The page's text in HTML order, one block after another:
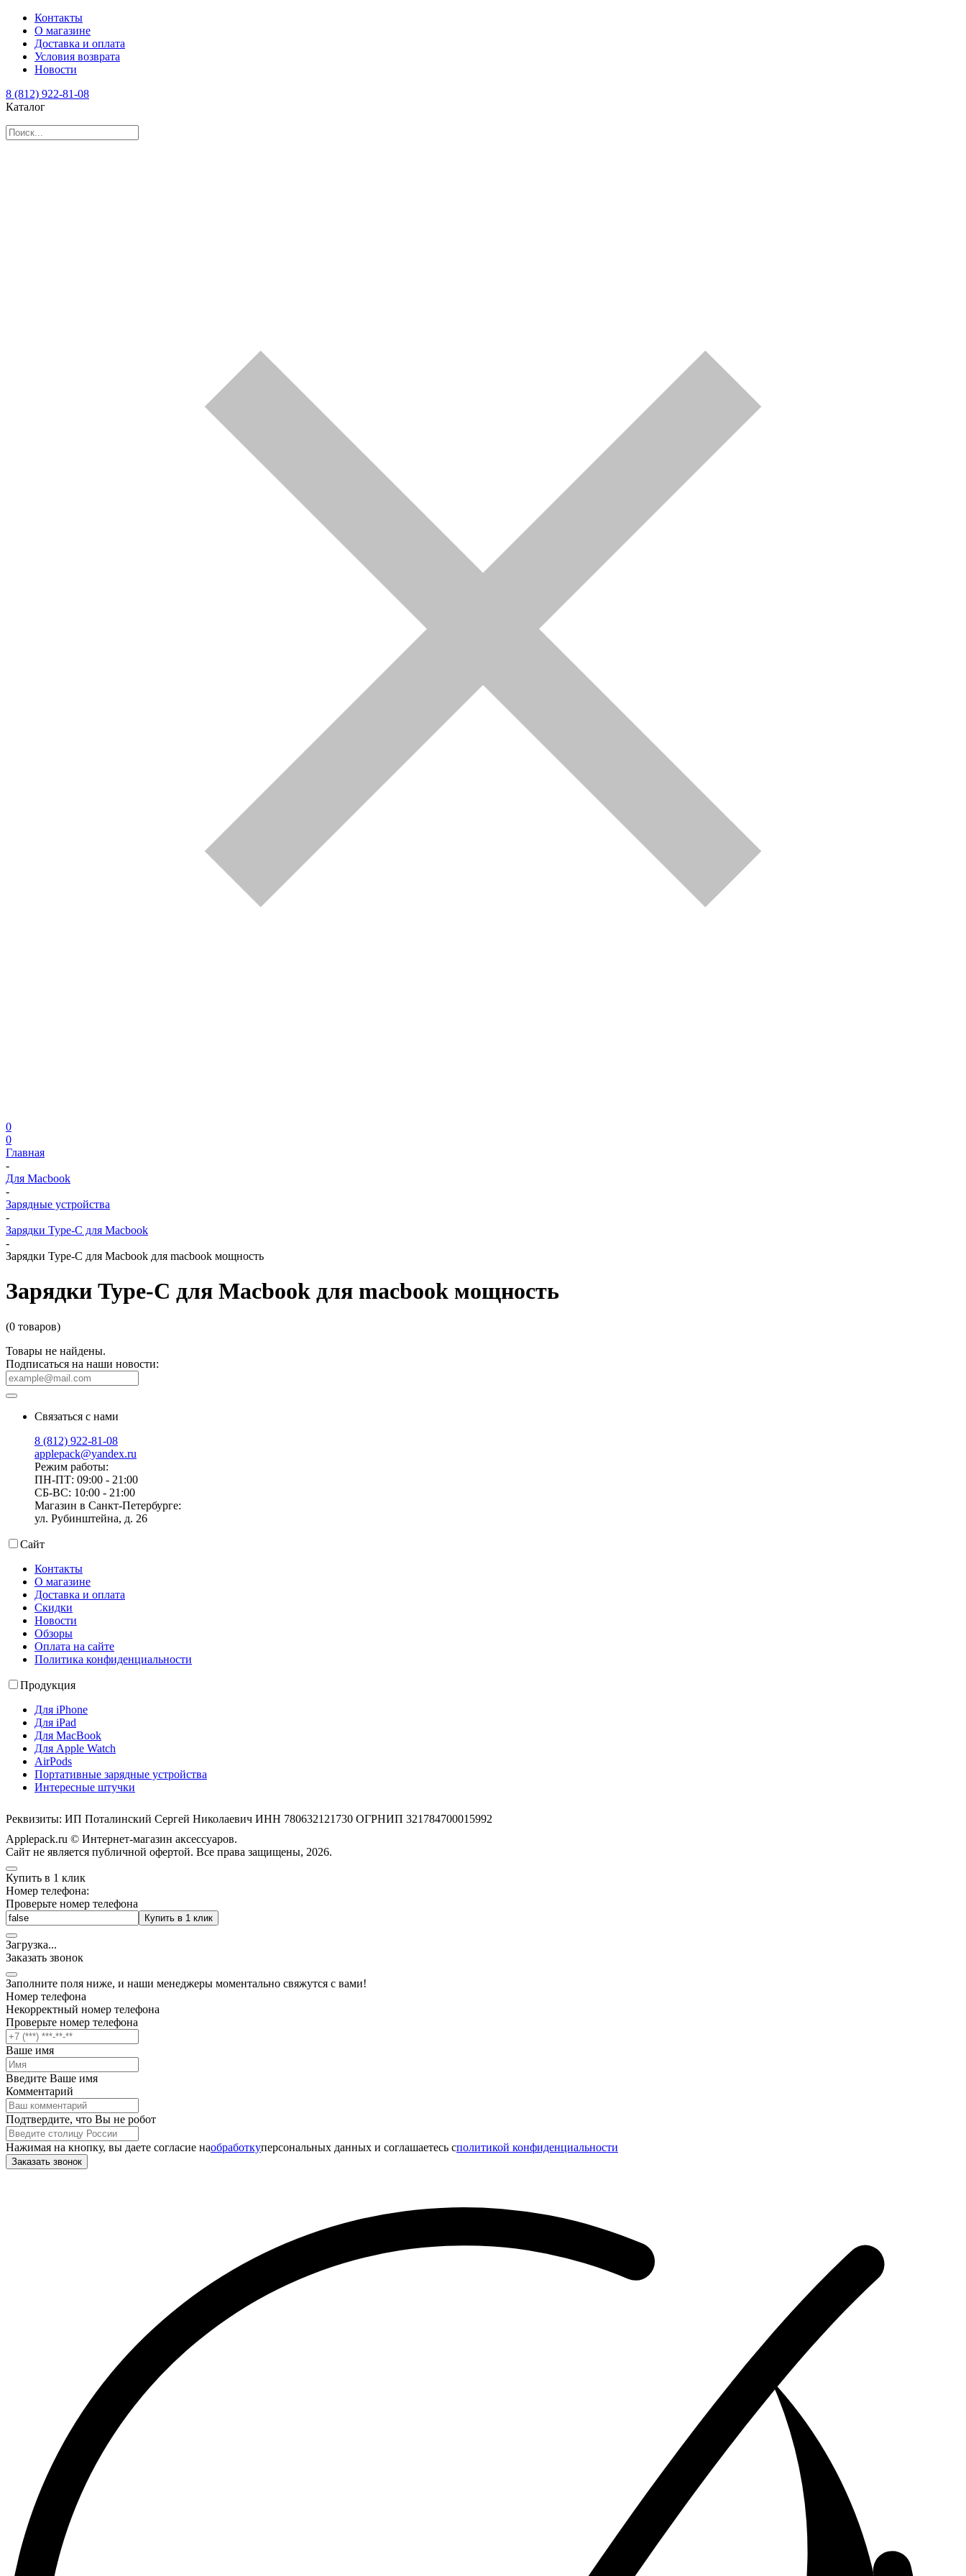
Контакты
О магазине
Доставка и оплата
Условия возврата
Новости
8 (812) 922-81-08
Каталог
0
0
Главная
-
Для Macbook
-
Зарядные устройства
-
Зарядки Type-C для Macbook
-
Зарядки Type-C для Macbook для macbook мощность
Зарядки Type-C для Macbook для macbook мощность
(0 товаров)
Товары не найдены.
Подписаться на наши новости:
Связаться с нами
8 (812) 922-81-08
applepack@yandex.ru
Режим работы:
ПН-ПТ: 09:00 - 21:00
СБ-ВС: 10:00 - 21:00
Магазин в Санкт-Петербурге:
ул. Рубинштейна, д. 26
Сайт
Контакты
О магазине
Доставка и оплата
Скидки
Новости
Обзоры
Оплата на сайте
Политика конфиденциальности
Продукция
Для iPhone
Для iPad
Для MacBook
Для Apple Watch
AirPods
Портативные зарядные устройства
Интересные штучки
Реквизиты: ИП Поталинский Сергей Николаевич ИНН 780632121730 ОГРНИП 321784700015992
Applepack.ru © Интернет-магазин аксессуаров.
Cайт не является публичной офертой. Все права защищены, 2026.
Купить в 1 клик
Номер телефона:
Проверьте номер телефона
Купить в 1 клик
Загрузка...
Заказать звонок
Заполните поля ниже, и наши менеджеры моментально свяжутся с вами!
Номер телефона
Некорректный номер телефона
Проверьте номер телефона
Ваше имя
Введите Ваше имя
Комментарий
Подтвердите, что Вы не робот
Нажимая на кнопку, вы даете согласие наобработкуперсональных данных и соглашаетесь cполитикой конфиденциальности
Заказать звонок